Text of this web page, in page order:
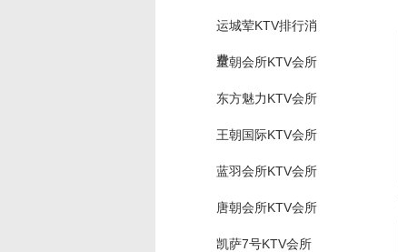
运城荤KTV排行消
费
皇朝会所KTV会所
东方魅力KTV会所
王朝国际KTV会所
蓝羽会所KTV会所
唐朝会所KTV会所
凯萨7号KTV会所